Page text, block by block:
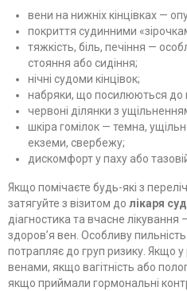
вени на нижніх кінцівках —
покриття судинними
тяжкість, біль, печіння —
стояння або сидіння;
нічні судоми кінцівок;
набряки, що посилюються до
червоні ділянки з
шкіра гомілок — темна,
екземи, свербежу;
дискомфорт у паху або тазовій
Якщо помічаєте будь-які з
затягуйте з візитом до лікаря
діагностика та вчасне
здоров’я вен. Особливу
потрапляє до груп ризику. Якщо
венами, якщо вагітність або
якщо приймали гормональні